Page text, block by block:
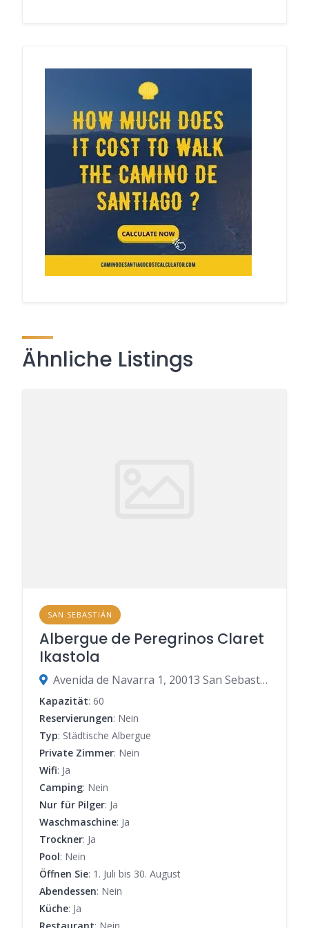
Ähnliche Listings
SAN SEBASTIÁN
Albergue de Peregrinos Claret
Ikastola
Avenida de Navarra 1, 20013 San Sebastián, Gipuzkoa, Spanien
Kapazität: 60
Reservierungen: Nein
Typ: Städtische Albergue
Private Zimmer: Nein
Wifi: Ja
Camping: Nein
Nur für Pilger: Ja
Waschmaschine: Ja
Trockner: Ja
Pool: Nein
Öffnen Sie: 1. Juli bis 30. August
Abendessen: Nein
Küche: Ja
Restaurant: Nein